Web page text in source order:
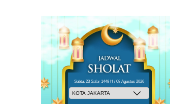
Sabtu, 23 Safar 1448 H / 08 Agustus 2026